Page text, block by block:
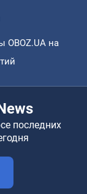
OBOZ.UA на
последних